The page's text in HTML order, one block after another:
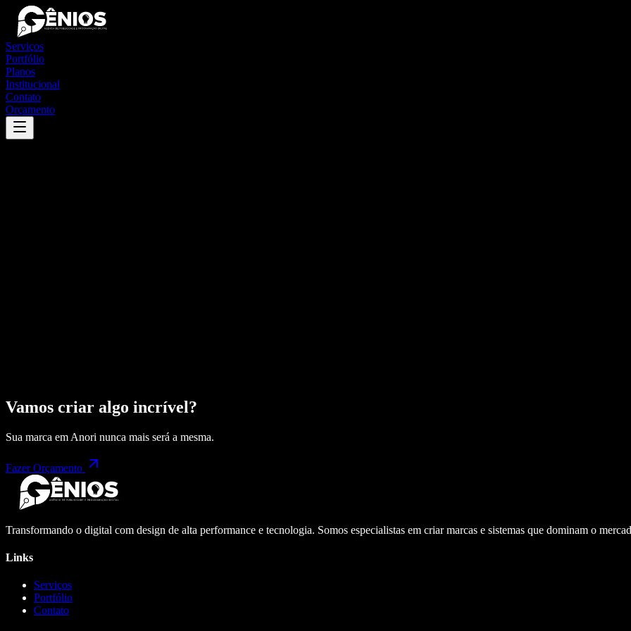
Serviços
Portfólio
Planos
Institucional
Contato
Orçamento
Vamos criar algo incrível?
Sua marca em Anori nunca mais será a mesma.
Fazer Orçamento
Transformando o digital com design de alta performance e tecnologia. Somos especialistas em criar marcas e sistemas que dominam o
Links
Serviços
Portfólio
Contato